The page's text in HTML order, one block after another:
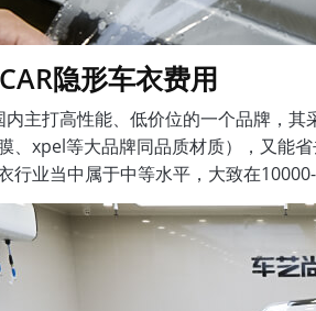
隐形车衣费用
内主打高性能、低价位的一个品牌，
、xpel等大品牌同品质材质），又能
行业当中属于中等水平，大致在10000-